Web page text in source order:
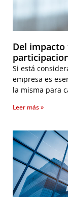
Del impacto
Si está
empresa es
la misma para
Leer más »